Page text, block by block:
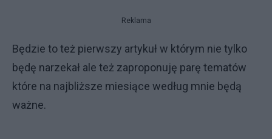
Reklama
Będzie to też pierwszy artykuł w którym nie tylko
będę narzekał ale też zaproponuję parę tematów
które na najbliższe miesiące według mnie będą
ważne.